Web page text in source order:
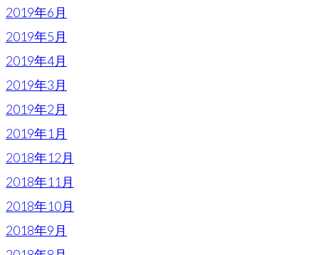
2019年6月
2019年5月
2019年4月
2019年3月
2019年2月
2019年1月
2018年12月
2018年11月
2018年10月
2018年9月